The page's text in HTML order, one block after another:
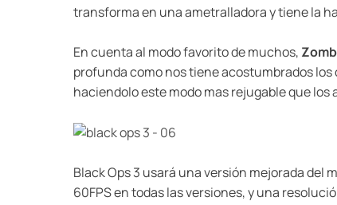
transforma en una ametralladora y tiene la
En cuenta al modo favorito de muchos,
profunda como nos tiene acostumbrados
haciendolo este modo mas rejugable que los
Black Ops 3 usará una versión mejorada del
60FPS en todas las versiones, y una